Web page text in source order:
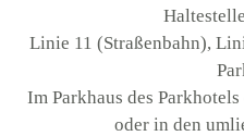
Linie 11 (Straßenbahn),
Im Parkhaus des
oder in den